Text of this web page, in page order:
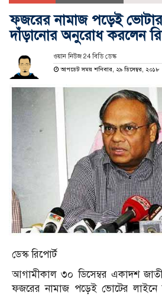
ফজরের নামাজ পড়েই
দাঁড়ানোর অনুরোধ করলেন
ওয়ান নিউজ 24 বিডি ডেস্ক
আপডেট সময় শনিবার, ২৯ ডিসেম্বর, ২০১৮
ডেস্ক রিপোর্ট
আগামীকাল ৩০ ডিসেম্বর একাদশ
ফজরের নামাজ পড়েই ভোটের